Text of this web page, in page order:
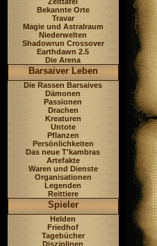
Bekannte Orte
Travar
Magie und Astralraum
Niederwelten
Shadowrun Crossover
Earthdawn 2.5
Die Arena
Barsaiver Leben
Die Rassen Barsaives
Dämonen
Passionen
Drachen
Kreaturen
Untote
Pflanzen
Persönlichkeiten
Das neue T'kambras
Artefakte
Waren und Dienste
Organisationen
Legenden
Reittiere
Spieler
Helden
Friedhof
Tagebücher
Disziplinen